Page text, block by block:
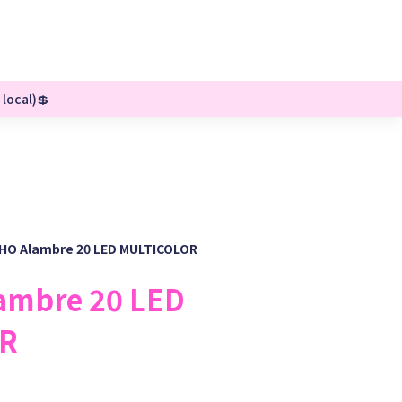
Alambre 20 LED MULTICOLOR
20 LED